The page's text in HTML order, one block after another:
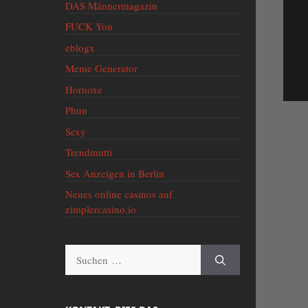
DAS Männermagazin
FUCK You
eblogx
Meme Generator
Hornoxe
Phun
Sexy
Trendmutti
Sex Anzeigen in Berlin
Neues online casinos auf
zimplercasino.io
nach: